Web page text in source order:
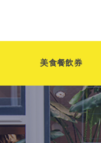
美食餐飲券